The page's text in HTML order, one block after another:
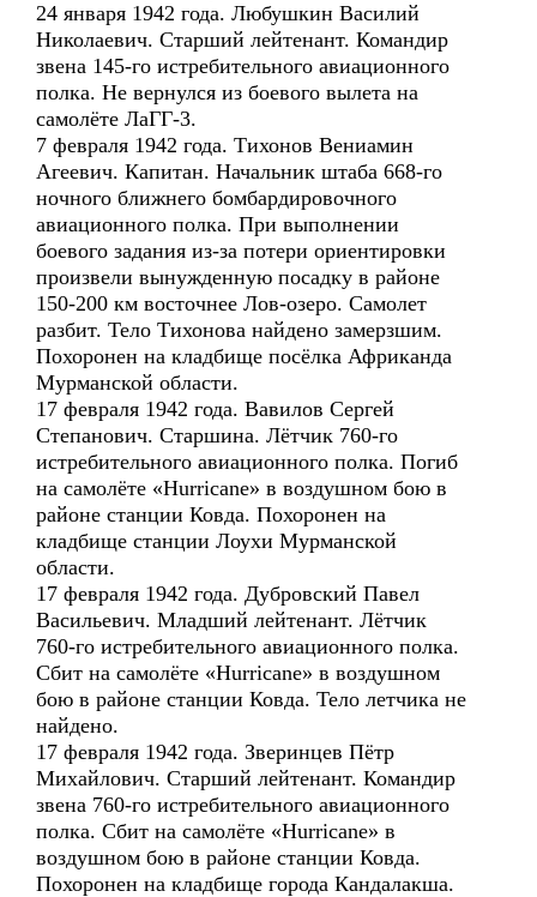
24 января 1942 года. Любушкин Василий
Николаевич. Старший лейтенант. Командир
звена 145-го истребительного авиационного
полка. Не вернулся из боевого вылета на
самолёте ЛаГГ-3.
7 февраля 1942 года. Тихонов Вениамин
Агеевич. Капитан. Начальник штаба 668-го
ночного ближнего бомбардировочного
авиационного полка. При выполнении
боевого задания из-за потери ориентировки
произвели вынужденную посадку в районе
150-200 км восточнее Лов-озеро. Самолет
разбит. Тело Тихонова найдено замерзшим.
Похоронен на кладбище посёлка Африканда
Мурманской области.
17 февраля 1942 года. Вавилов Сергей
Степанович. Старшина. Лётчик 760-го
истребительного авиационного полка. Погиб
на самолёте «Hurricane» в воздушном бою в
районе станции Ковда. Похоронен на
кладбище станции Лоухи Мурманской
области.
17 февраля 1942 года. Дубровский Павел
Васильевич. Младший лейтенант. Лётчик
760-го истребительного авиационного полка.
Сбит на самолёте «Hurricane» в воздушном
бою в районе станции Ковда. Тело летчика не
найдено.
17 февраля 1942 года. Зверинцев Пётр
Михайлович. Старший лейтенант. Командир
звена 760-го истребительного авиационного
полка. Сбит на самолёте «Hurricane» в
воздушном бою в районе станции Ковда.
Похоронен на кладбище города Кандалакша.